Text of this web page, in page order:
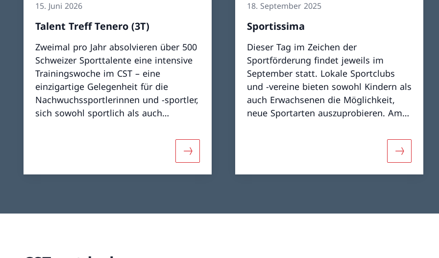
15. Juni 2026
Talent Treff Tenero (3T)
Zweimal pro Jahr absolvieren über 500
Schweizer Sporttalente eine intensive
Trainingswoche im CST – eine
einzigartige Gelegenheit für die
Nachwuchssportlerinnen und -sportler,
sich sowohl sportlich als auch
«Talent Treff Tenero» (3T) wurde 2001
anlässlich der Einweihungsfeier der
dritten Bauetappe des CST ins Leben
Mehr über «Talent Treff Tenero (3T)»
18. September 2025
Sportissima
Dieser Tag im Zeichen der
Sportförderung findet jeweils im
September statt. Lokale Sportclubs
und -vereine bieten sowohl Kindern als
auch Erwachsenen die Möglichkeit,
neue Sportarten auszuprobieren. Am
findet die zwanzigste Ausgabe von
Jubiläum, das wir gemeinsam feiern
Mehr